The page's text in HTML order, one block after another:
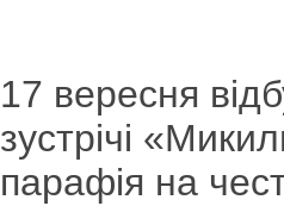
17 вересня
зустрічі
парафія на